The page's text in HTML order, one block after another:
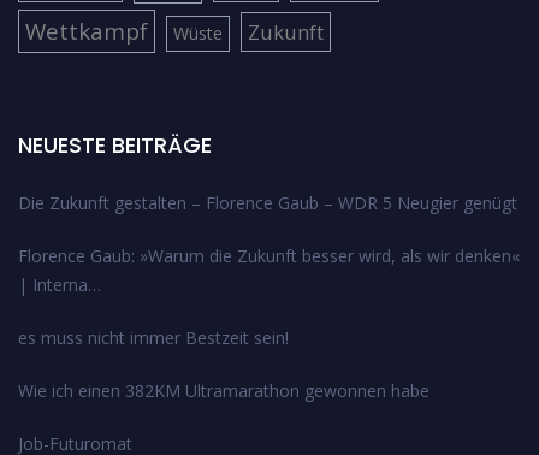
Wettkampf Wüste Zukunft
NEUESTE BEITRÄGE
Die Zukunft gestalten – Florence Gaub – WDR 5 Neugier genügt
Florence Gaub: »Warum die Zukunft besser wird, als wir denken«
| Interna…
es muss nicht immer Bestzeit sein!
Wie ich einen 382KM Ultramarathon gewonnen habe
Job-Futuromat